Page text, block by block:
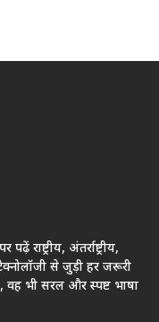
राष्ट्रीय, अंतर्राष्ट्रीय,
से जुड़ी हर जरूरी
भी सरल और स्पष्ट भाषा